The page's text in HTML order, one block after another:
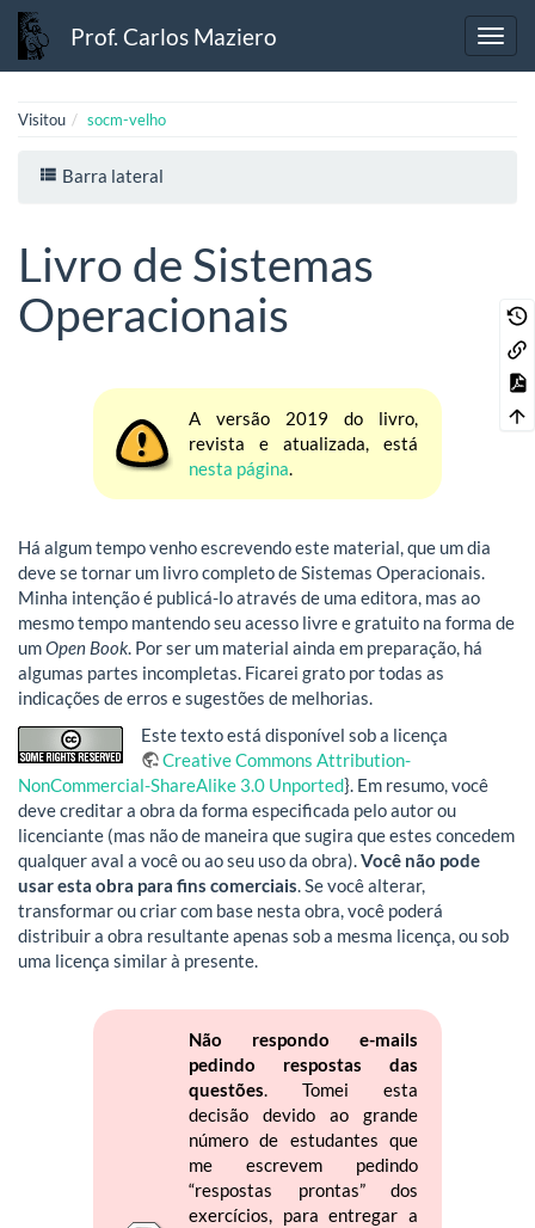
Prof. Carlos Maziero
Visitou socm-velho
Barra lateral
Livro de Sistemas
Operacionais
A versão 2019 do livro,
revista e atualizada, está
nesta página.
Há algum tempo venho escrevendo este material, que um dia
deve se tornar um livro completo de Sistemas Operacionais.
Minha intenção é publicá-lo através de uma editora, mas ao
mesmo tempo mantendo seu acesso livre e gratuito na forma de
umOpen Book. Por ser um material ainda em preparação, há
algumas partes incompletas. Ficarei grato por todas as
indicações de erros e sugestões de melhorias.
Este texto está disponível sob a licença
Creative Commons Attribution-
NonCommercial-ShareAlike 3.0 Unported}. Em resumo, você
deve creditar a obra da forma especificada pelo autor ou
licenciante (mas não de maneira que sugira que estes concedem
qualquer aval a você ou ao seu uso da obra).Você não pode
usar esta obra para fins comerciais. Se você alterar,
transformar ou criar com base nesta obra, você poderá
distribuir a obra resultante apenas sob a mesma licença, ou sob
uma licença similar à presente.
Não respondo e-mails
pedindo respostas das
questões. Tomei esta
decisão devido ao grande
número de estudantes que
me escrevem pedindo
“respostas prontas” dos
exercícios, para entregar a